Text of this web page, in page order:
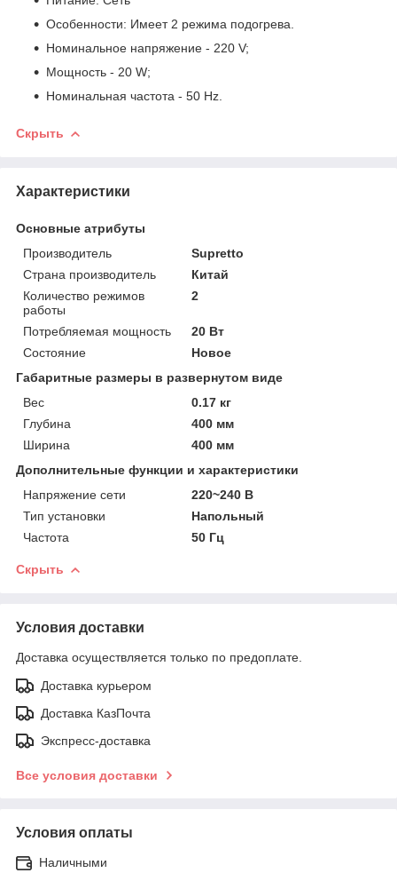
Особенности: Имеет 2 режима подогрева.
Номинальное напряжение - 220 V;
Мощность - 20 W;
Номинальная частота - 50 Hz.
Скрыть
Характеристики
Основные атрибуты
Производитель
Supretto
Страна производитель
Китай
Количество режимов
работы
2
Потребляемая мощность
20 Вт
Состояние
Новое
Габаритные размеры в развернутом виде
Вес
0.17 кг
Глубина
400 мм
Ширина
400 мм
Дополнительные функции и характеристики
Напряжение сети
220~240 В
Тип установки
Напольный
Частота
50 Гц
Скрыть
Условия доставки
Доставка осуществляется только по предоплате.
Доставка курьером
Доставка КазПочта
Экспресс-доставка
Все условия доставки
Условия оплаты
Наличными